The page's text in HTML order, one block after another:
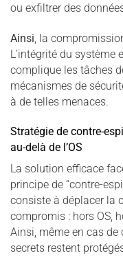
ou exfiltrer des
Ainsi , la
L’intégrité du système
complique les tâches
mécanismes de
à de telles menaces.
Stratégie de contre-
au-delà de l’OS
La solution efficace
principe de “contre-
consiste à déplacer la
compromis : hors OS,
Ainsi, même en cas
secrets restent